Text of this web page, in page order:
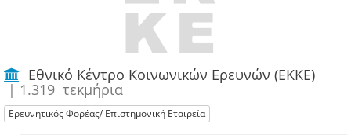
Εθνικό Κέντρο Κοινωνικών Ερευνών (ΕΚΚΕ)
| 1.319 τεκμήρια
Ερευνητικός Φορέας/ Επιστημονική Εταιρεία